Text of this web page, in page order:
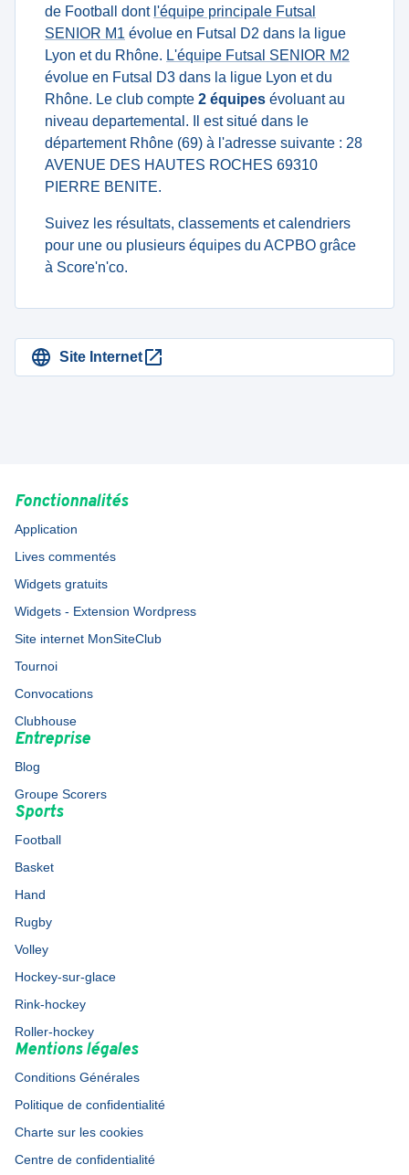
de Football dont l'équipe principale Futsal
SENIOR M1 évolue en Futsal D2 dans la ligue
Lyon et du Rhône. L'équipe Futsal SENIOR M2
évolue en Futsal D3 dans la ligue Lyon et du
Rhône. Le club compte 2 équipes évoluant au
niveau departemental. Il est situé dans le
département Rhône (69) à l'adresse suivante : 28
AVENUE DES HAUTES ROCHES 69310
PIERRE BENITE.
Suivez les résultats, classements et calendriers
pour une ou plusieurs équipes du ACPBO grâce
à Score'n'co.
Site Internet
Fonctionnalités
Application
Lives commentés
Widgets gratuits
Widgets - Extension Wordpress
Site internet MonSiteClub
Tournoi
Convocations
Clubhouse
Entreprise
Blog
Groupe Scorers
Sports
Football
Basket
Hand
Rugby
Volley
Hockey-sur-glace
Rink-hockey
Roller-hockey
Mentions légales
Conditions Générales
Politique de confidentialité
Charte sur les cookies
Centre de confidentialité